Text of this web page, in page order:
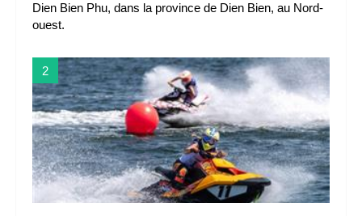
Dien Bien Phu, dans la province de Dien Bien, au Nord-
ouest.
2